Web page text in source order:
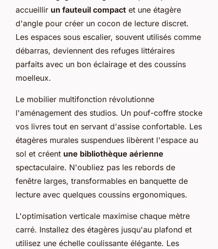
accueillir un fauteuil compact et une étagère
d'angle pour créer un cocon de lecture discret.
Les espaces sous escalier, souvent utilisés comme
débarras, deviennent des refuges littéraires
parfaits avec un bon éclairage et des coussins
moelleux.
Le mobilier multifonction révolutionne
l'aménagement des studios. Un pouf-coffre stocke
vos livres tout en servant d'assise confortable. Les
étagères murales suspendues libèrent l'espace au
sol et créent une bibliothèque aérienne
spectaculaire. N'oubliez pas les rebords de
fenêtre larges, transformables en banquette de
lecture avec quelques coussins ergonomiques.
L'optimisation verticale maximise chaque mètre
carré. Installez des étagères jusqu'au plafond et
utilisez une échelle coulissante élégante. Les